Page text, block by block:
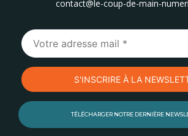
contact@le-coup-de-main-
TÉLÉCHARGER NOTRE DERNIÈRE